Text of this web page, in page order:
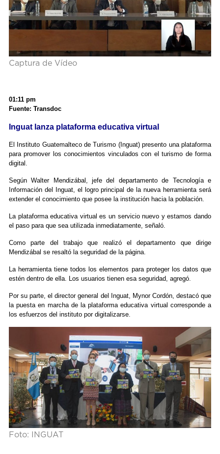
Captura de Vídeo
01:11 pm
Fuente: Transdoc
Inguat lanza plataforma educativa virtual
El Instituto Guatemalteco de Turismo (Inguat) presento una plataforma
para promover los conocimientos vinculados con el turismo de forma
digital.
Según Walter Mendizábal, jefe del departamento de Tecnología e
Información del Inguat, el logro principal de la nueva herramienta será
extender el conocimiento que posee la institución hacia la población.
La plataforma educativa virtual es un servicio nuevo y estamos dando
el paso para que sea utilizada inmediatamente, señaló.
Como parte del trabajo que realizó el departamento que dirige
Mendizábal se resaltó la seguridad de la página.
La herramienta tiene todos los elementos para proteger los datos que
estén dentro de ella. Los usuarios tienen esa seguridad, agregó.
Por su parte, el director general del Inguat, Mynor Cordón, destacó que
la puesta en marcha de la plataforma educativa virtual corresponde a
los esfuerzos del instituto por digitalizarse.
Foto: INGUAT